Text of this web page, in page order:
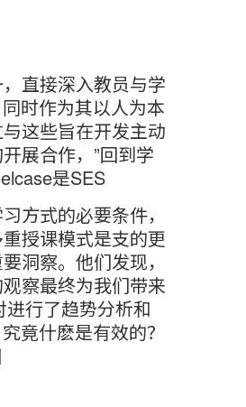
直接深入教员与学
时作为其以人为本
这些旨在开发主动
展合作，”回到学
是SES
方式的必要条件，
授课模式是支的更
洞察。他们发现，
察最终为我们带来
行了趋势分析和
竟什麽是有效的？